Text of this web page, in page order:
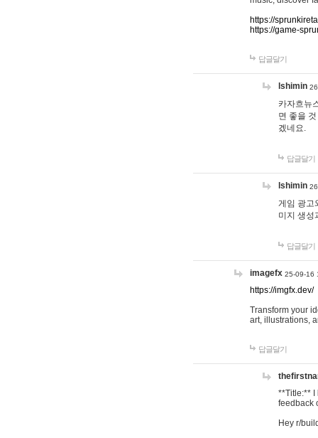
https://
https://game-
답글달기
lshimin
카자흐뉴
면 좋을
겠네요.
답글달기
lshimin
게임 광고
미지 생성
답글달기
imagefx 25-09-16
https://imgfx.dev/
Transform your
art, illustrations,
답글달기
**Title:** I
feedback
Hey r/